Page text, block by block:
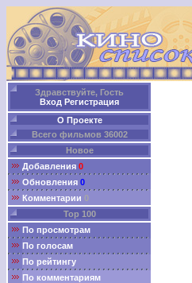
Здравствуйте, Гость
Вход Регистрация
О Проекте
Всего фильмов 36002
Новое
Добавления 0
Обновления 0
Комментарии 0
Top 100
По просмотрам
По голосам
По рейтингу
По комментариям